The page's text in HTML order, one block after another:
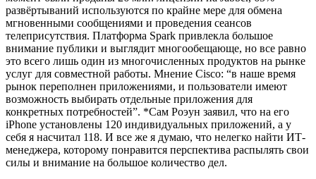
развёртываний используются по крайне мере для обмена
мгновенными сообщениями и проведения сеансов
телеприсутствия. Платформа Spark привлекла большое
внимание публики и выглядит многообещающе, но все равно
это всего лишь один из многочисленных продуктов на рынке
услуг для совместной работы. Мнение Cisco: “в наше время
рынок переполнен приложениями, и пользователи имеют
возможность выбирать отдельные приложения для
конкретных потребностей”. *Сам Роэун заявил, что на его
iPhone установлены 120 индивидуальных приложений, а у
себя я насчитал 118. И все же я думаю, что нелегко найти ИТ-
менеджера, которому понравится перспектива распылять свои
силы и внимание на большое количество дел.